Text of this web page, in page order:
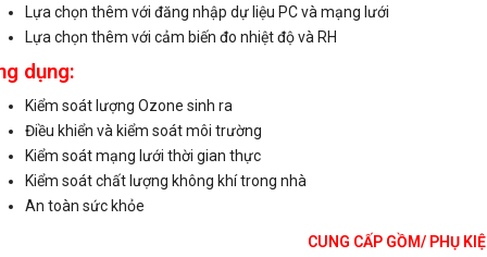
Lựa chọn thêm với đăng nhập dự liệu PC và mạng lưới
Lựa chọn thêm với cảm biến đo nhiệt độ và RH
dụng:
Kiểm soát lượng Ozone sinh ra
Điều khiển và kiểm soát môi trường
Kiểm soát mạng lưới thời gian thực
Kiểm soát chất lượng không khí trong nhà
An toàn sức khỏe
CUNG CẤP GỒM/ PHỤ